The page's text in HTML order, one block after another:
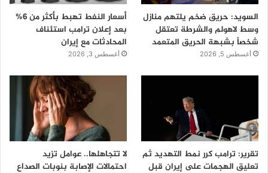
السويد: حريق ضخم يلتهم منازل
وسط لاهولم والشرطة تعتقل
شخصاً بشبهة الحريق المتعمد
أغسطس 5, 2026
أسعار النفط تهبط بأكثر من 6%
بعد إعلان ترامب استئناف
المحادثات مع إيران
أغسطس 3, 2026
تقرير: ترامب كرر نمط التهديد ثم
تعليق الهجمات على إيران قبل
لا تتجاهلها.. عوامل تزيد
احتمالات الإصابة بنوبات الصداع